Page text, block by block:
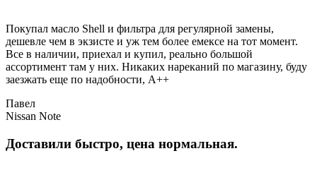
Покупал масло Shell и фильтра для регулярной замены,
дешевле чем в экзисте и уж тем более емексе на тот момент.
Все в наличии, приехал и купил, реально большой
ассортимент там у них. Никаких нареканий по магазину, буду
заезжать еще по надобности, A++
Павел
Nissan Note
Доставили быстро, цена нормальная.